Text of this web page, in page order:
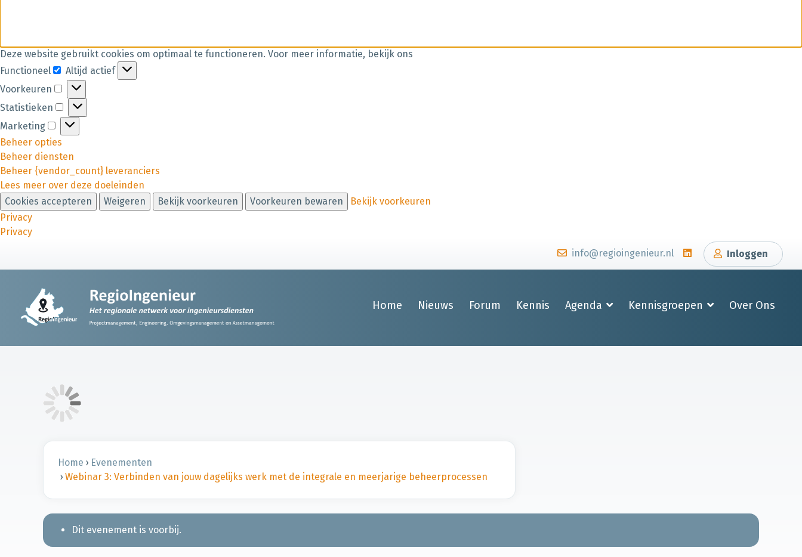
Deze website gebruikt cookies om optimaal te functioneren. Voor meer informatie, bekijk ons
Functioneel
Altijd actief
Voorkeuren
Statistieken
Marketing
Beheer opties
Beheer diensten
Beheer {vendor_count} leveranciers
Lees meer over deze doeleinden
Cookies accepteren
Weigeren Bekijk voorkeuren Voorkeuren bewaren
Bekijk voorkeuren
Privacy
Privacy
info@regioingenieur.nl
Inloggen
Home Nieuws Forum Kennis Agenda Kennisgroepen Over Ons
Home › Evenementen
› Webinar 3: Verbinden van jouw dagelijks werk met de integrale en meerjarige beheerprocessen
Dit evenement is voorbij.